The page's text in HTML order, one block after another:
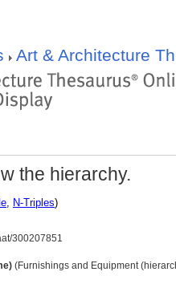
Art & Architecture
the hierarchy.
, N-Triples)
300207851
(Furnishings and Equipment